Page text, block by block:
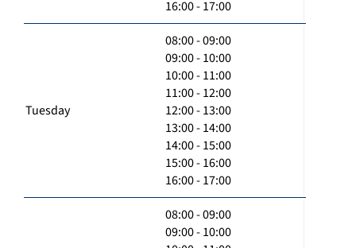
16:00 - 17:00
Tuesday
08:00 - 09:00
09:00 - 10:00
10:00 - 11:00
11:00 - 12:00
12:00 - 13:00
13:00 - 14:00
14:00 - 15:00
15:00 - 16:00
16:00 - 17:00
08:00 - 09:00
09:00 - 10:00